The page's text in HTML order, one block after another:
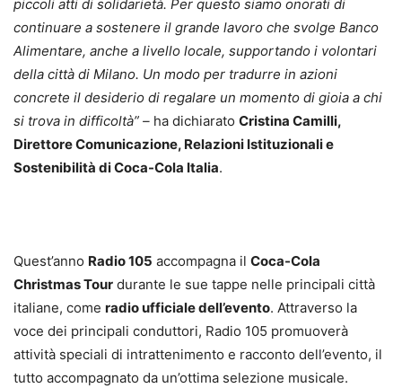
piccoli atti di solidarietà. Per questo siamo onorati di
continuare a sostenere il grande lavoro che svolge Banco
Alimentare, anche a livello locale, supportando i volontari
della città di Milano. Un modo per tradurre in azioni
concrete il desiderio di regalare un momento di gioia a chi
si trova in difficoltà” – ha dichiarato Cristina Camilli,
Direttore Comunicazione, Relazioni Istituzionali e
Sostenibilità di Coca-Cola Italia.
Quest’anno Radio 105 accompagna il Coca-Cola
Christmas Tour durante le sue tappe nelle principali città
italiane, come radio ufficiale dell’evento. Attraverso la
voce dei principali conduttori, Radio 105 promuoverà
attività speciali di intrattenimento e racconto dell’evento, il
tutto accompagnato da un’ottima selezione musicale.